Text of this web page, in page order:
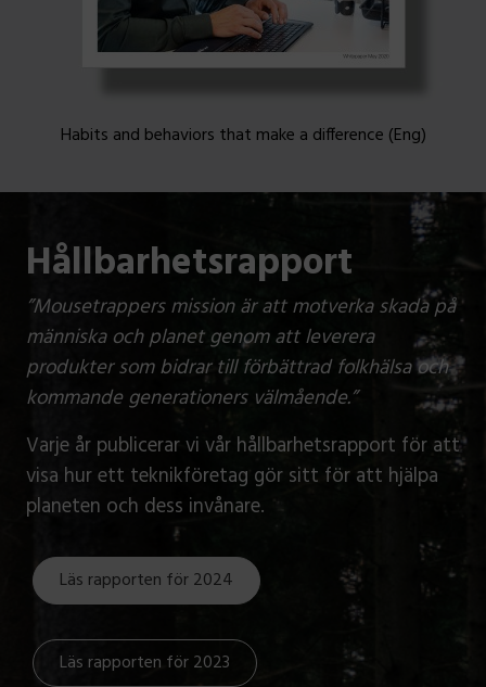
Habits and behaviors that make a difference (Eng)
Hållbarhetsrapport
”Mousetrappers mission är att motverka skada på
människa och planet genom att leverera
produkter som bidrar till förbättrad folkhälsa och
kommande generationers välmående.”
Varje år publicerar vi vår hållbarhetsrapport för att
visa hur ett teknikföretag gör sitt för att hjälpa
planeten och dess invånare.
Läs rapporten för 2024
Läs rapporten för 2023